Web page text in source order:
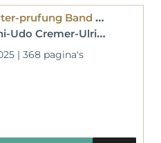
Bilanzbuchhalter-prufung Band I Fur Dummies
Sigrid Matthes-Knud Rosenboom-Alexander Betov
| 368 pagina's